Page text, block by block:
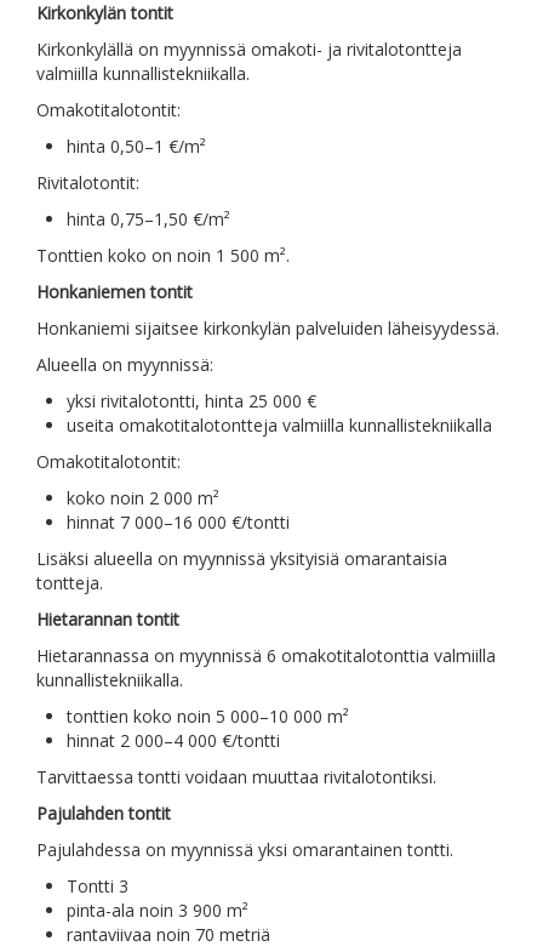
Kirkonkylän tontit
Kirkonkylällä on myynnissä omakoti- ja rivitalotontteja
valmiilla kunnallistekniikalla.
Omakotitalotontit:
hinta 0,50–1 €/m²
Rivitalotontit:
hinta 0,75–1,50 €/m²
Tonttien koko on noin 1 500 m².
Honkaniemen tontit
Honkaniemi sijaitsee kirkonkylän palveluiden läheisyydessä.
Alueella on myynnissä:
yksi rivitalotontti, hinta 25 000 €
useita omakotitalotontteja valmiilla kunnallistekniikalla
Omakotitalotontit:
koko noin 2 000 m²
hinnat 7 000–16 000 €/tontti
Lisäksi alueella on myynnissä yksityisiä omarantaisia
tontteja.
Hietarannan tontit
Hietarannassa on myynnissä 6 omakotitalotonttia valmiilla
kunnallistekniikalla.
tonttien koko noin 5 000–10 000 m²
hinnat 2 000–4 000 €/tontti
Tarvittaessa tontti voidaan muuttaa rivitalotontiksi.
Pajulahden tontit
Pajulahdessa on myynnissä yksi omarantainen tontti.
Tontti 3
pinta-ala noin 3 900 m²
rantaviivaa noin 70 metriä